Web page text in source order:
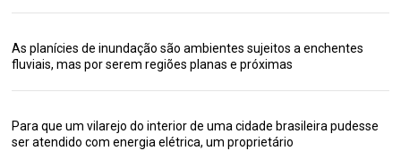
As planícies de inundação são ambientes sujeitos a enchentes
fluviais, mas por serem regiões planas e próximas
Para que um vilarejo do interior de uma cidade brasileira pudesse
ser atendido com energia elétrica, um proprietário